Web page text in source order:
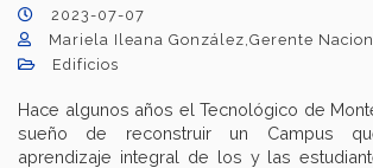
2023-07-07
Mariela Ileana González,Gerente
Edificios
Hace algunos años el Tecnológico de
sueño de reconstruir un Campus
aprendizaje integral de los y las